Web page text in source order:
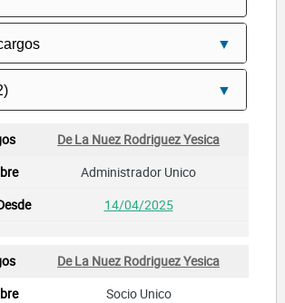
De La Nuez Rodriguez Yesica
Administrador Unico
14/04/2025
De La Nuez Rodriguez Yesica
Socio Unico